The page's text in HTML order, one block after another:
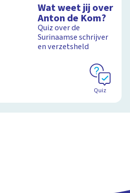
Wat weet jij over
Anton de Kom?
Quiz over de
Surinaamse schrijver
en verzetsheld
Quiz